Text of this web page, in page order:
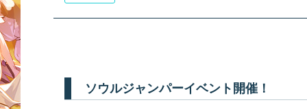
ソウルジャンパーイベント開催！